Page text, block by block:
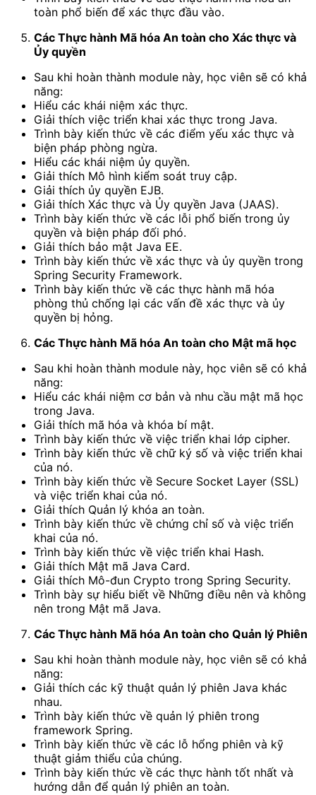
toàn phổ biến để xác thực đầu vào.
Các Thực hành Mã hóa An toàn cho Xác thực và
Ủy quyền
Sau khi hoàn thành module này, học viên sẽ có khả
năng:
Hiểu các khái niệm xác thực.
Giải thích việc triển khai xác thực trong Java.
Trình bày kiến thức về các điểm yếu xác thực và
biện pháp phòng ngừa.
Hiểu các khái niệm ủy quyền.
Giải thích Mô hình kiểm soát truy cập.
Giải thích ủy quyền EJB.
Giải thích Xác thực và Ủy quyền Java (JAAS).
Trình bày kiến thức về các lỗi phổ biến trong ủy
quyền và biện pháp đối phó.
Giải thích bảo mật Java EE.
Trình bày kiến thức về xác thực và ủy quyền trong
Spring Security Framework.
Trình bày kiến thức về các thực hành mã hóa
phòng thủ chống lại các vấn đề xác thực và ủy
quyền bị hỏng.
Các Thực hành Mã hóa An toàn cho Mật mã học
Sau khi hoàn thành module này, học viên sẽ có khả
năng:
Hiểu các khái niệm cơ bản và nhu cầu mật mã học
trong Java.
Giải thích mã hóa và khóa bí mật.
Trình bày kiến thức về việc triển khai lớp cipher.
Trình bày kiến thức về chữ ký số và việc triển khai
của nó.
Trình bày kiến thức về Secure Socket Layer (SSL)
và việc triển khai của nó.
Giải thích Quản lý khóa an toàn.
Trình bày kiến thức về chứng chỉ số và việc triển
khai của nó.
Trình bày kiến thức về việc triển khai Hash.
Giải thích Mật mã Java Card.
Giải thích Mô-đun Crypto trong Spring Security.
Trình bày sự hiểu biết về Những điều nên và không
nên trong Mật mã Java.
Các Thực hành Mã hóa An toàn cho Quản lý Phiên
Sau khi hoàn thành module này, học viên sẽ có khả
năng:
Giải thích các kỹ thuật quản lý phiên Java khác
nhau.
Trình bày kiến thức về quản lý phiên trong
framework Spring.
Trình bày kiến thức về các lỗ hổng phiên và kỹ
thuật giảm thiểu của chúng.
Trình bày kiến thức về các thực hành tốt nhất và
hướng dẫn để quản lý phiên an toàn.